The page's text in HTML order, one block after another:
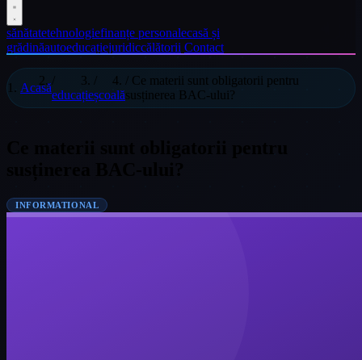
sănătatetehnologiefinanțe personalecasă și
grădinăautoeducațiejuridiccălătorii Contact
Acasă
educațieșcoală
/ Ce materii sunt obligatorii pentru
susținerea BAC-ului?
INFORMATIONAL